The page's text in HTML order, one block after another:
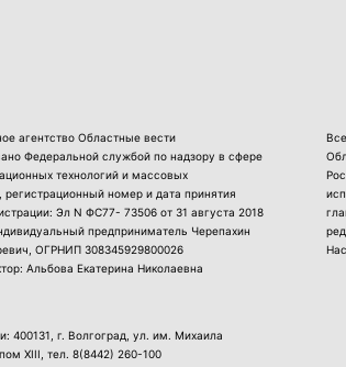
агентство Областные вести
Федеральной службой по надзору в сфере
технологий и массовых
номер и дата принятия
Эл N ФС77- 73506 от 31 августа 2018
предприниматель Черепахин
ОГРНИП 308345929800026
Альбова Екатерина Николаевна
400131, г. Волгоград, ул. им. Михаила
XIII, тел. 8(8442) 260-100